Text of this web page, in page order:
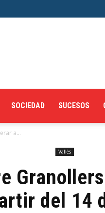
SOCIEDAD SUCESOS
a...
Vallès
del 14